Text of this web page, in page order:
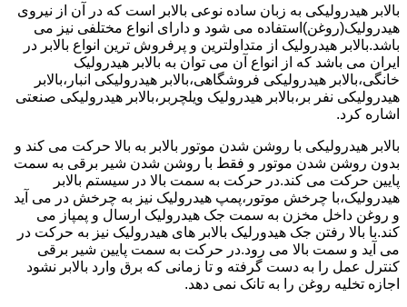
بالابر هیدرولیکی به زبان ساده نوعی بالابر است که در آن از نیروی
هیدرولیک(روغن)استفاده می شود و دارای انواع مختلفی نیز می
باشد.بالابر هیدرولیک از متداولترین و پرفروش ترین انواع بالابر در
ایران می باشد که از انواع آن می توان به بالابر هیدرولیک
خانگی،بالابر هیدرولیکی فروشگاهی،بالابر هیدرولیکی انبار،بالابر
هیدرولیکی نفر بر،بالابر هیدرولیک ویلچربر،بالابر هیدرولیکی صنعتی
اشاره کرد.
بالابر هیدرولیکی با روشن شدن موتور بالابر به بالا حرکت می کند و
بدون روشن شدن موتور و فقط با روشن شدن شیر برقی به سمت
پایین حرکت می کند.در حرکت به سمت بالا در سیستم بالابر
هیدرولیک،با چرخش موتور،پمپ هیدرولیک نیز به چرخش در می آید
و روغن داخل مخزن به سمت جک هیدرولیک ارسال و پمپاز می
کند.با بالا رفتن جک هیدورلیک بالابر های هیدرولیک نیز به حرکت در
می آید و سمت بالا می رود.در حرکت به سمت پایین شیر برقی
کنترل عمل را به دست گرفته و تا زمانی که برق وارد بالابر نشود
اجازه تخلیه روغن را به تانک نمی دهد.